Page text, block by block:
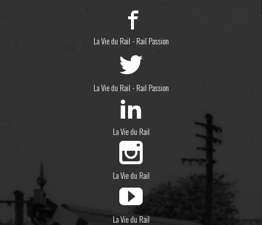
La Vie du Rail - Rail Passion
La Vie du Rail - Rail Passion
La Vie du Rail
La Vie du Rail
La Vie du Rail